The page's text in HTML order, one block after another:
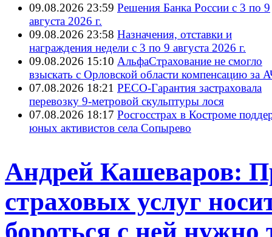
09.08.2026 23:59 Решения Банка России с 3 по 9
августа 2026 г.
09.08.2026 23:58 Назначения, отставки и
награждения недели с 3 по 9 августа 2026 г.
09.08.2026 15:10 АльфаСтрахование не смогло
взыскать с Орловской области компенсацию за
07.08.2026 18:21 РЕСО-Гарантия застраховала
перевозку 9-метровой скульптуры лося
07.08.2026 18:17 Росгосстрах в Костроме
юных активистов села Сопырево
Андрей Кашеваров:
страховых услуг
бороться с ней нужно